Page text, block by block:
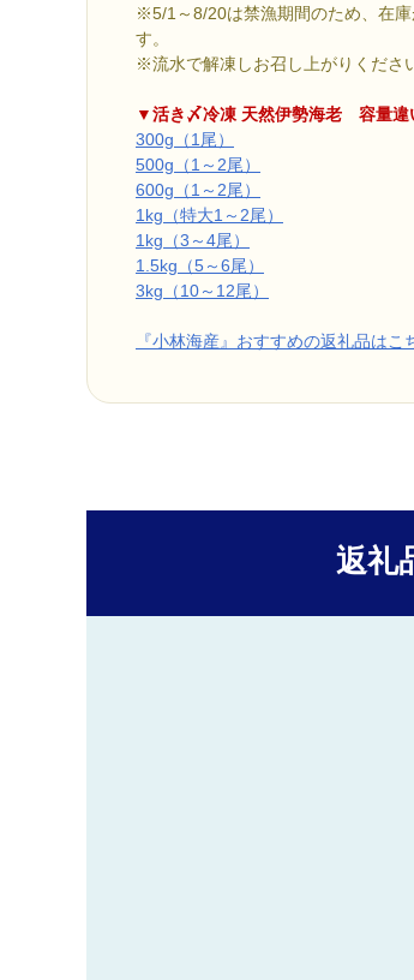
※5/1～8/20は禁漁期間のため、在
す。
※流水で解凍しお召し上がりくださ
▼活き〆冷凍 天然伊勢海老 容量違
300g（1尾）
500g（1～2尾）
600g（1～2尾）
1kg（特大1～2尾）
1kg（3～4尾）
1.5kg（5～6尾）
3kg（10～12尾）
『小林海産』おすすめの返礼品はこ
返礼